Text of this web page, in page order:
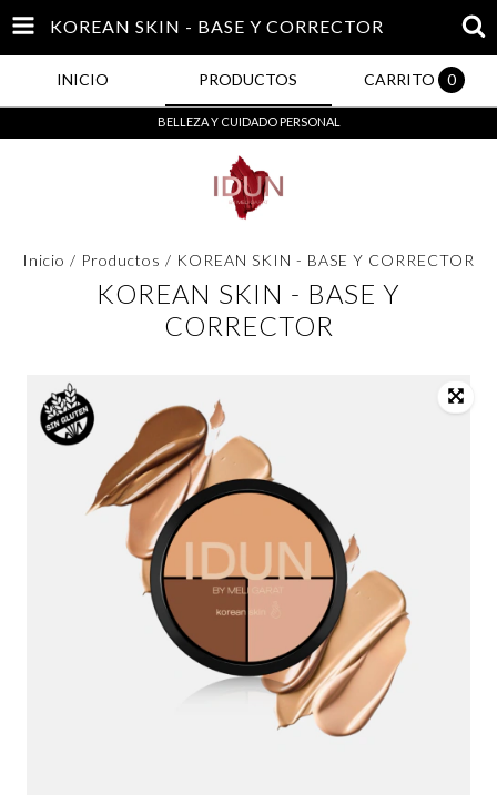
KOREAN SKIN - BASE Y CORRECTOR
INICIO PRODUCTOS CARRITO 0
BELLEZA Y CUIDADO PERSONAL
Inicio / Productos / KOREAN SKIN - BASE Y CORRECTOR
KOREAN SKIN - BASE Y
CORRECTOR